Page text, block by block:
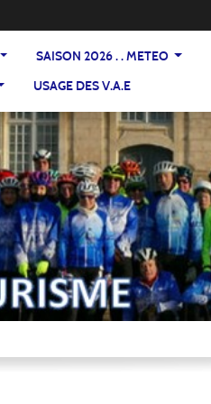
SAISON 2026 . . METEO
USAGE DES V.A.E